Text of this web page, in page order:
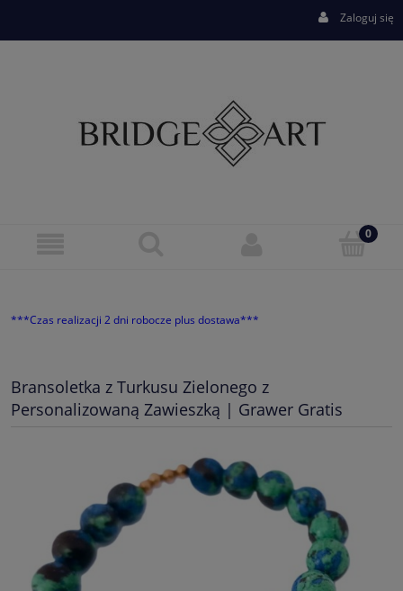
Zaloguj się
***Czas realizacji 2 dni robocze plus dostawa***
Bransoletka z Turkusu Zielonego z
Personalizowaną Zawieszką | Grawer Gratis